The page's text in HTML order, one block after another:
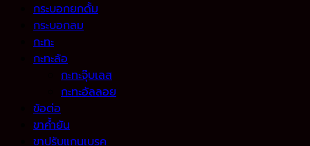
กระบอกยกดั้ม
กระบอกลม
กะทะ
กะทะล้อ
กะทะจุ๊บเลส
กะทะอัลลอย
ข้อต่อ
ขาค้ำยัน
ขาปรับแกนเบรค